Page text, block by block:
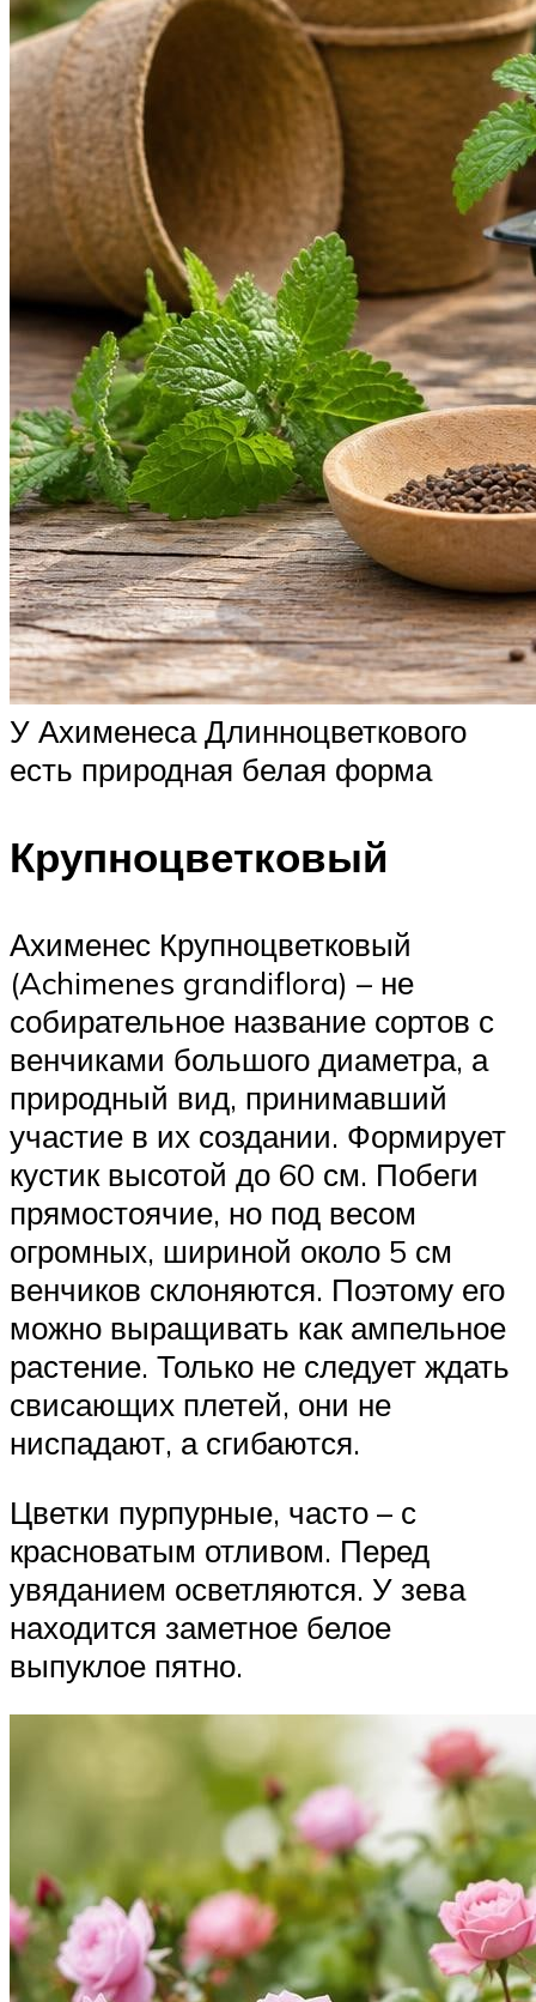
У Ахименеса Длинноцветкового
есть природная белая форма
Крупноцветковый
Ахименес Крупноцветковый
(Achimenes grandiflora) – не
собирательное название сортов с
венчиками большого диаметра, а
природный вид, принимавший
участие в их создании. Формирует
кустик высотой до 60 см. Побеги
прямостоячие, но под весом
огромных, шириной около 5 см
венчиков склоняются. Поэтому его
можно выращивать как ампельное
растение. Только не следует ждать
свисающих плетей, они не
ниспадают, а сгибаются.
Цветки пурпурные, часто – с
красноватым отливом. Перед
увяданием осветляются. У зева
находится заметное белое
выпуклое пятно.